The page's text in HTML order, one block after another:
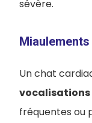
sévère.
Un chat
fréquentes ou